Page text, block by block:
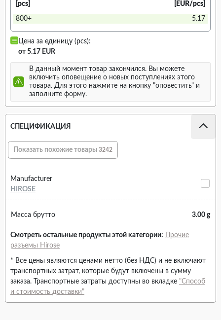
[pcs]
[EUR/pcs]
800+ 5.17
Цена за единицу (pcs):
от 5.17 EUR
В данный момент товар закончился. Вы можете
включить оповещение о новых поступлениях этого
товара. Для этого нажмите на кнопку "оповестить" и
заполните форму.
СПЕЦИФИКАЦИЯ
Показать похожие товары 3242
Manufacturer
HIROSE
Масса брутто 3.00 g
Смотреть остальные продукты этой категории:
Прочие
разъемы Hirose
* Все цены являются ценами нетто (без НДС) и не включают
транспортных затрат, которые будут включены в сумму
заказа. Транспортные затраты доступны во вкладке "Способ
и стоимость доставки"